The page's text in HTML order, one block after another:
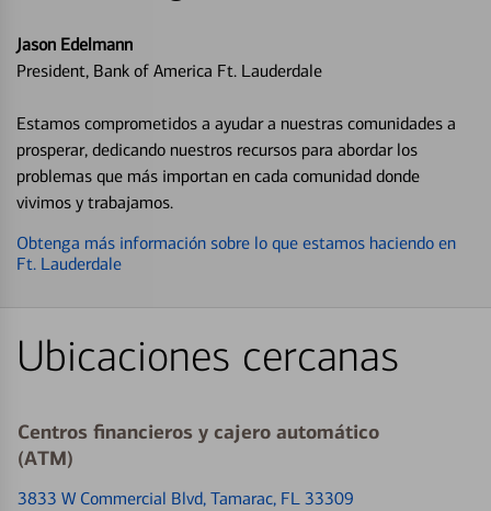
Jason Edelmann
President, Bank of America Ft. Lauderdale
Estamos comprometidos a ayudar a nuestras comunidades a
prosperar, dedicando nuestros recursos para abordar los
problemas que más importan en cada comunidad donde
vivimos y trabajamos.
Obtenga más información sobre lo que estamos haciendo en
Ft. Lauderdale
Ubicaciones cercanas
Centros financieros y cajero automático
(ATM)
3833 W Commercial Blvd, Tamarac, FL 33309